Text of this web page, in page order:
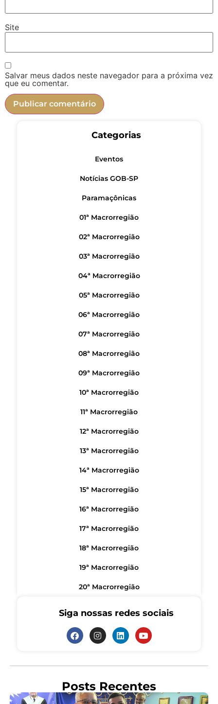
Site
Salvar meus dados neste navegador para a próxima vez
que eu comentar.
Categorias
Eventos
Notícias GOB-SP
Paramaçônicas
01ª Macrorregião
02ª Macrorregião
03ª Macrorregião
04ª Macrorregião
05ª Macrorregião
06ª Macrorregião
07ª Macrorregião
08ª Macrorregião
09ª Macrorregião
10ª Macrorregião
11ª Macrorregião
12ª Macrorregião
13ª Macrorregião
14ª Macrorregião
15ª Macrorregião
16ª Macrorregião
17ª Macrorregião
18ª Macrorregião
19ª Macrorregião
20ª Macrorregião
Siga nossas redes sociais
Posts Recentes